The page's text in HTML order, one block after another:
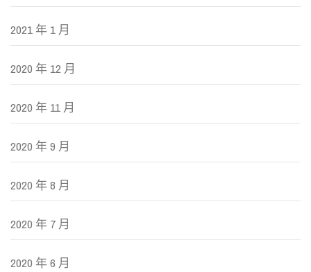
2021 年 1 月
2020 年 12 月
2020 年 11 月
2020 年 9 月
2020 年 8 月
2020 年 7 月
2020 年 6 月